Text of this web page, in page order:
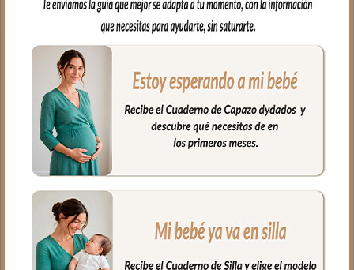
PRODUCTOS
RELACIONADOS